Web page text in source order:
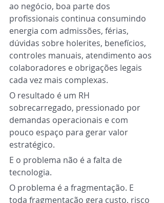
ao negócio, boa parte dos
profissionais continua consumindo
energia com admissões, férias,
dúvidas sobre holerites, benefícios,
controles manuais, atendimento aos
colaboradores e obrigações legais
cada vez mais complexas.
O resultado é um RH
sobrecarregado, pressionado por
demandas operacionais e com
pouco espaço para gerar valor
estratégico.
E o problema não é a falta de
tecnologia.
O problema é a fragmentação. E
toda fragmentação gera custo, risco